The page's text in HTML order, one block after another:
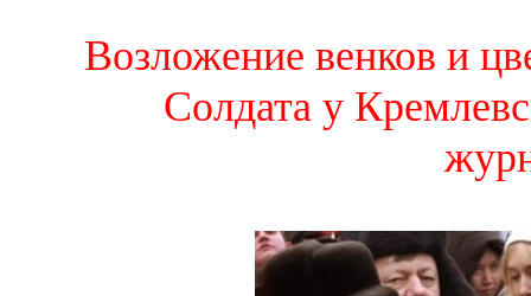
Возложение венков и
Солдата у